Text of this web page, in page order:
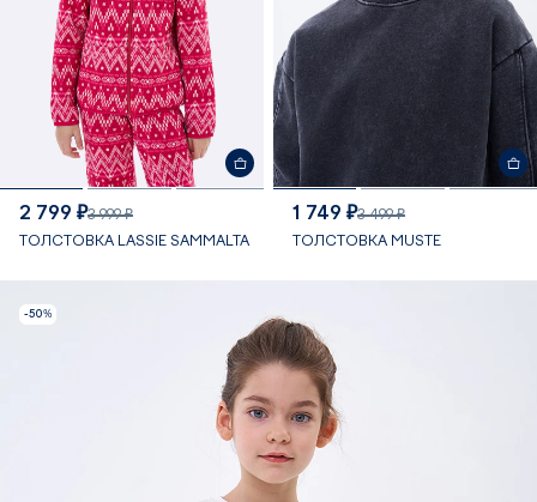
2 799 ₽3 999 ₽
ТОЛСТОВКА LASSIE SAMMALTA
1 749 ₽3 499 ₽
ТОЛСТОВКА MUSTE
-50%